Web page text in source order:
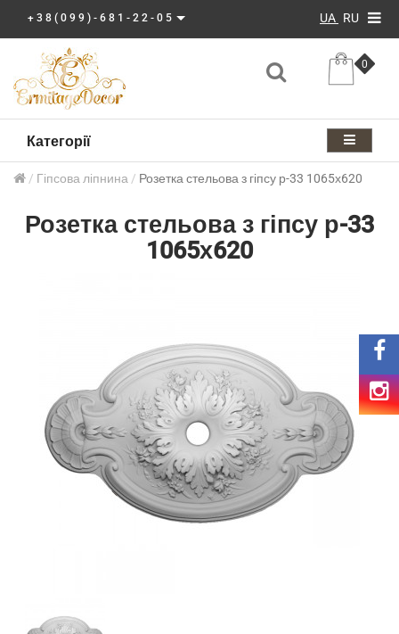
+38(099)-681-22-05 UA RU
0
Категорії
Гіпсова ліпнина Розетка стельова з гіпсу р-33 1065х620
Розетка стельова з гіпсу р-33
1065х620